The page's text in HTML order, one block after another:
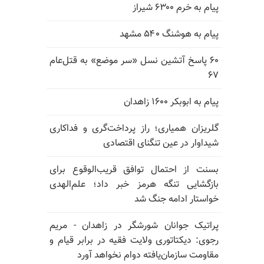
پیام به خرم ۶۳۰۰ شیراز
پیام به هوشنگ ۵۴۰ مشهد
۶۰ پاسخ آتشین نسل «سر موضع» به قتل‌عام
۶۷
پیام به ابوبکر ۱۶۰۰ زاهدان
گلریزان همیاری؛ راز پرداخت‌گری و فداکاری
شیداوار در عین تنگنای اقتصادی
بسنت از احتمال توافق قریب‌الوقوع برای
بازگشایی تنگه هرمز خبر داد؛ علم‌الهدی
خواستار ادامه جنگ شد
پراتیک جوانان شورشگر در زاهدان - مریم
رجوی: دیکتاتوری ولایت فقیه در برابر قیام و
مقاومت سازمان‌یافته دوام نخواهد آورد